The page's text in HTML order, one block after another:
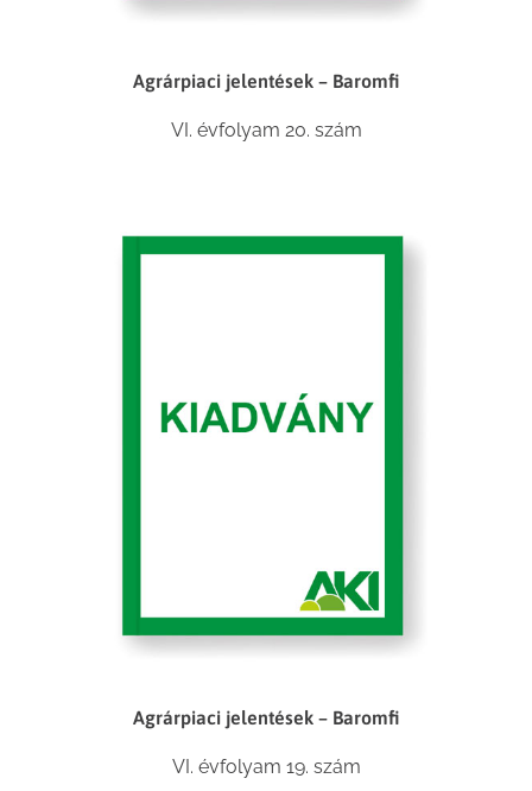
Agrárpiaci jelentések – Baromfi
VI. évfolyam 20. szám
Agrárpiaci jelentések – Baromfi
VI. évfolyam 19. szám